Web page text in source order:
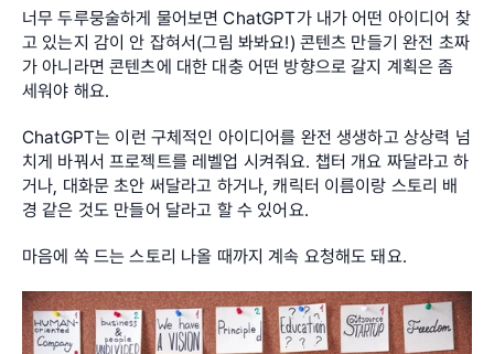
너무 두루뭉술하게 물어보면 ChatGPT가 내가 어떤 아이디어 찾
고 있는지 감이 안 잡혀서(그림 봐봐요!) 콘텐츠 만들기 완전 초짜
가 아니라면 콘텐츠에 대한 대충 어떤 방향으로 갈지 계획은 좀
세워야 해요.
ChatGPT는 이런 구체적인 아이디어를 완전 생생하고 상상력 넘
치게 바꿔서 프로젝트를 레벨업 시켜줘요. 챕터 개요 짜달라고 하
거나, 대화문 초안 써달라고 하거나, 캐릭터 이름이랑 스토리 배
경 같은 것도 만들어 달라고 할 수 있어요.
마음에 쏙 드는 스토리 나올 때까지 계속 요청해도 돼요.